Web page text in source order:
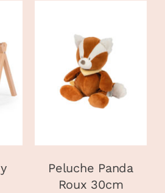
AJOUTER AU
PANIER
/
DÉTAILS
Peluche Panda
Roux 30cm